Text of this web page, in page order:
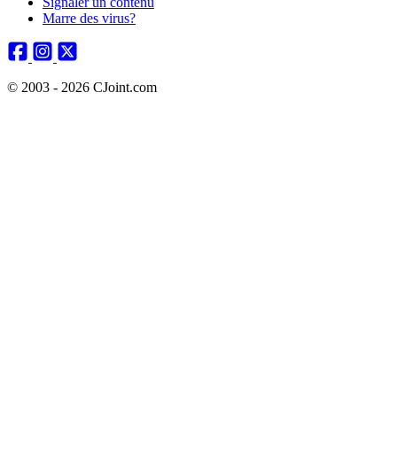
Marre des virus?
© 2003 - 2026 CJoint.com